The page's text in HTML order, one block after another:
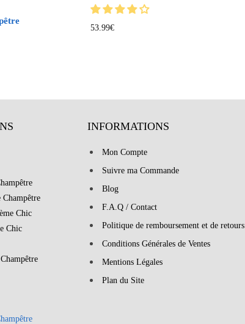
53.99€
Chic
Chic
INFORMATIONS
Mon Compte
Suivre ma Commande
Blog
F.A.Q / Contact
Politique de remboursement et de retours
Conditions Générales de Ventes
Mentions Légales
Plan du Site